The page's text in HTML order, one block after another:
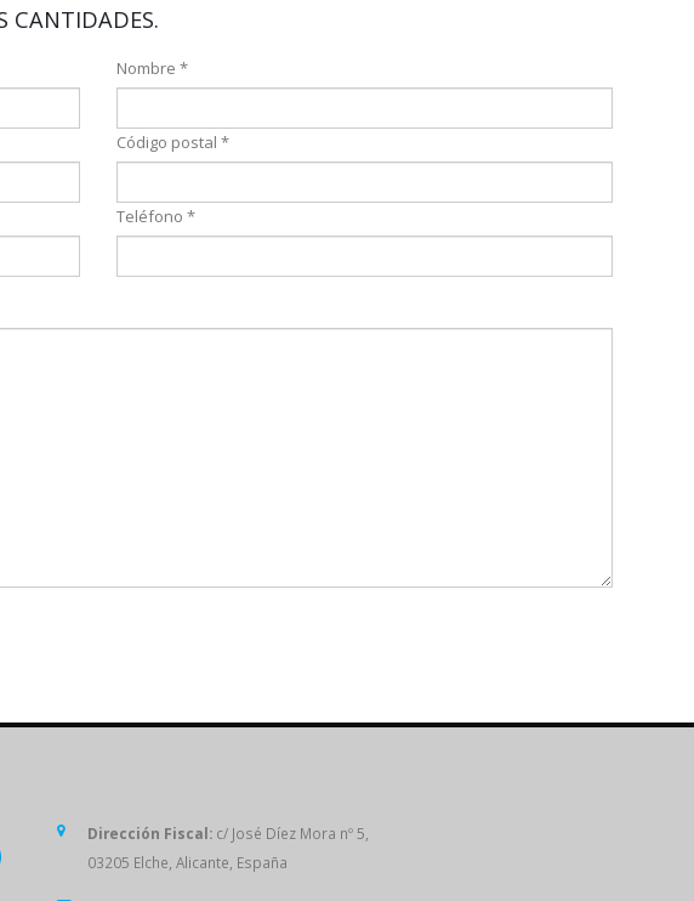
CANTIDADES.
Nombre *
Código postal *
Teléfono *
Dirección Fiscal: c/ José Díez Mora nº 5,
03205 Elche, Alicante, España